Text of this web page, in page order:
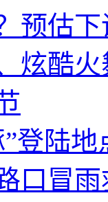
预估下
炫酷
登陆地
口冒